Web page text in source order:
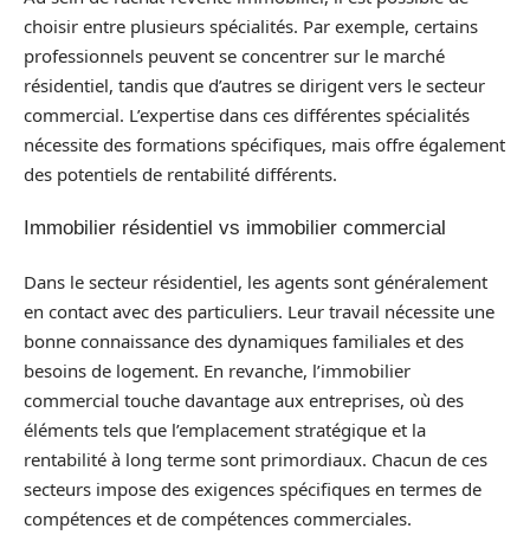
choisir entre plusieurs spécialités. Par exemple, certains
professionnels peuvent se concentrer sur le marché
résidentiel, tandis que d’autres se dirigent vers le secteur
commercial. L’expertise dans ces différentes spécialités
nécessite des formations spécifiques, mais offre également
des potentiels de rentabilité différents.
Immobilier résidentiel vs immobilier commercial
Dans le secteur résidentiel, les agents sont généralement
en contact avec des particuliers. Leur travail nécessite une
bonne connaissance des dynamiques familiales et des
besoins de logement. En revanche, l’immobilier
commercial touche davantage aux entreprises, où des
éléments tels que l’emplacement stratégique et la
rentabilité à long terme sont primordiaux. Chacun de ces
secteurs impose des exigences spécifiques en termes de
compétences et de compétences commerciales.